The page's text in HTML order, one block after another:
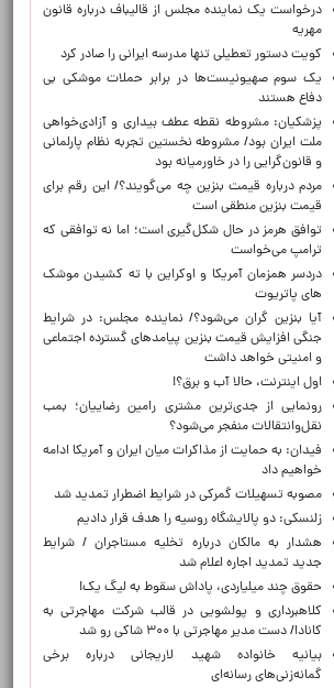
درخواست یک نماینده مجلس از قالیباف درباره قانون
مهریه
کویت دستور تعطیلی تنها مدرسه ایرانی را صادر کرد
یک‌ سوم صهیونیست‌ها در برابر حملات موشکی بی
دفاع هستند
پزشکیان: مشروطه نقطه عطف بیداری و آزادی‌خواهی
ملت ایران بود/ مشروطه نخستین تجربه نظام پارلمانی
و قانون‌گرایی را در خاورمیانه بود
مردم درباره قیمت بنزین چه می‌گویند؟/ این رقم برای
قیمت بنزین منطقی است
توافق هرمز در حال شکل‌گیری است؛ اما نه توافقی که
ترامپ می‌خواست
دردسر همزمان آمریکا و اوکراین با ته کشیدن موشک
های پاتریوت
آیا بنزین گران می‌شود؟/ نماینده مجلس: در شرایط
جنگی افزایش قیمت بنزین پیامدهای گسترده اجتماعی
و امنیتی خواهد داشت
اول اینترنت، حالا آب و برق؟!
رونمایی از جدی‌ترین مشتری رامین رضاییان؛ بمب
نقل‌وانتقالات منفجر می‌شود؟
فیدان: به حمایت از مذاکرات میان ایران و آمریکا ادامه
خواهیم داد
مصوبه تسهیلات گمرکی در شرایط اضطرار تمدید شد
زلنسکی: دو پالایشگاه روسیه را هدف قرار دادیم
هشدار به مالکان درباره تخلیه مستاجران / شرایط
جدید تمدید اجاره اعلام شد
حقوق چند میلیاردی، پاداش سقوط به لیگ یک!
کلاهبرداری و پولشویی در قالب شرکت مهاجرتی به
کانادا/ دست مدیر مهاجرتی با ۳۰۰ شاکی رو شد
بیانیه خانواده شهید لاریجانی درباره برخی
گمانه‌زنی‌های رسانه‌ای